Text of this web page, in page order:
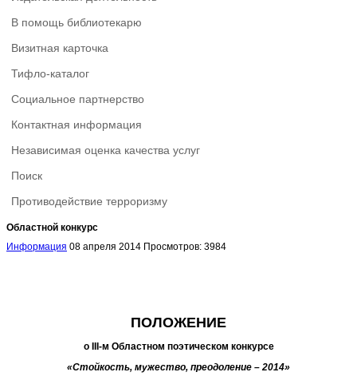
В помощь библиотекарю
Визитная карточка
Тифло-каталог
Социальное партнерство
Контактная информация
Независимая оценка качества услуг
Поиск
Противодействие терроризму
Областной конкурс
Информация 08 апреля 2014 Просмотров: 3984
ПОЛОЖЕНИЕ
о
-м Областном поэтическом конкурсе
«Стойкость, мужество, преодоление – 2014»